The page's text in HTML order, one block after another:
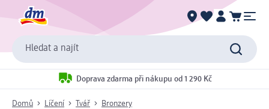
Hledat a najít
Doprava zdarma při nákupu od 1 290 Kč
Domů Líčení Tvář Bronzery